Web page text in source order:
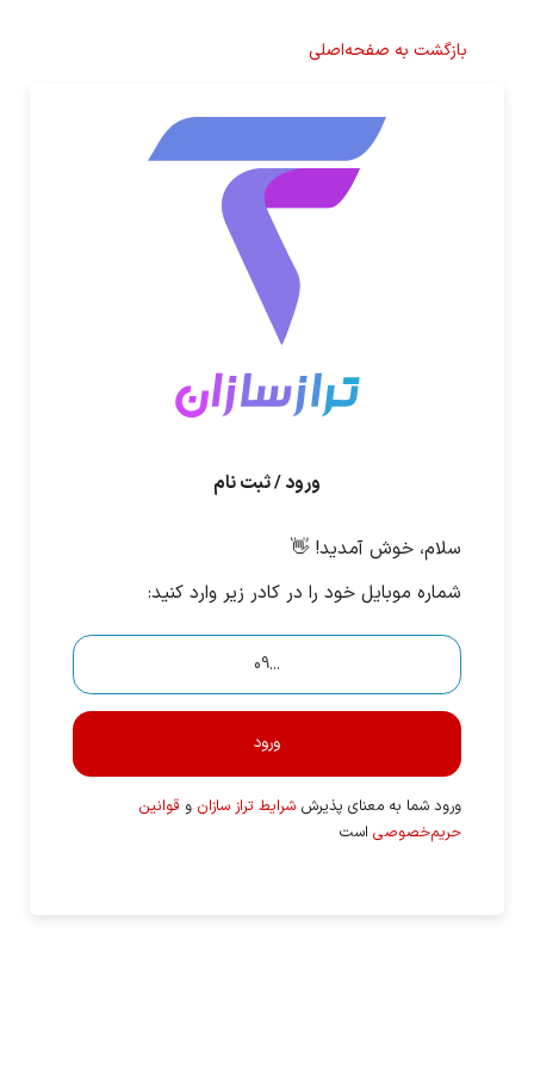
بازگشت به صفحه‌اصلی
ورود / ثبت نام
سلام، خوش آمدید! 👋
شماره موبایل خود را در کادر زیر وارد کنید:
ورود
ورود شما به معنای پذیرش شرایط تراز سازان و قوانین
حریم‌خصوصیاست